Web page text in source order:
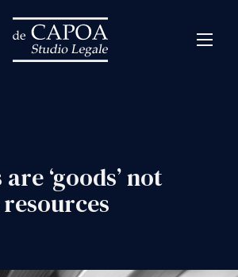
‘goods’ not
resources